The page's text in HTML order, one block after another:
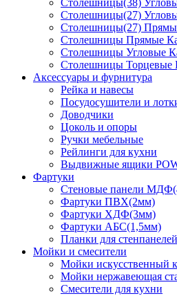
Столешницы(38)
Столешницы(27)
Столешницы(27)
Столешницы Прямые
Столешницы Угловые
Столешницы Торцевые
Аксессуары и фурнитура
Рейка и навесы
Посудосушители и
Доводчики
Цоколь и опоры
Ручки мебельные
Рейлинги для кухни
Выдвижные ящики
Фартуки
Стеновые панели
Фартуки ПВХ(2мм)
Фартуки ХДФ(3мм)
Фартуки АБС(1,5мм)
Планки для стенпанелей
Мойки и смесители
Мойки искусственный
Мойки нержавеющая
Смесители для кухни